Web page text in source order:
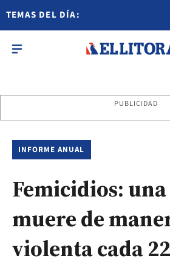
TEMAS DEL DÍA:
PUBLICIDAD
INFORME ANUAL
Femicidios:
muere de
violenta cada